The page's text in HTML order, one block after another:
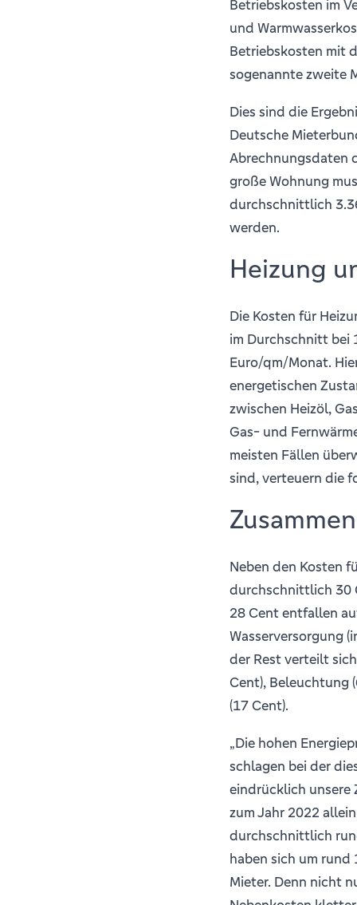
Betriebskosten im
und
Betriebskosten mit
sogenannte zweite
Dies sind die
Deutsche
Abrechnungsdaten
große Wohnung
durchschnittlich
werden.
Heizung
Die Kosten für
im Durchschnitt bei
Euro/qm/Monat.
energetischen
zwischen Heizöl,
Gas- und
meisten Fällen
sind, verteuern die
Neben den Kosten
durchschnittlich 30
28 Cent entfallen
Wasserversorgung
der Rest verteilt
Cent), Beleuchtung
(17 Cent).
„Die hohen
schlagen bei der
eindrücklich unsere
zum Jahr 2022
durchschnittlich
haben sich um
Mieter. Denn nicht